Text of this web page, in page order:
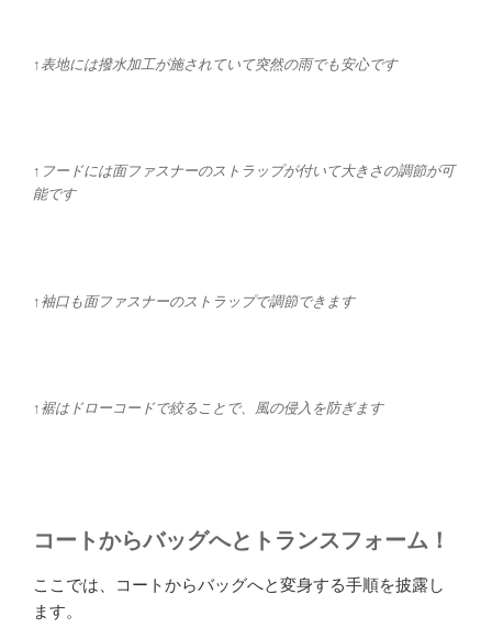
↑表地には撥水加工が施されていて突然の雨でも安心です
↑フードには面ファスナーのストラップが付いて大きさの調節が可
能です
↑袖口も面ファスナーのストラップで調節できます
↑裾はドローコードで絞ることで、風の侵入を防ぎます
コートからバッグへとトランスフォーム！
ここでは、コートからバッグへと変身する手順を披露し
ます。